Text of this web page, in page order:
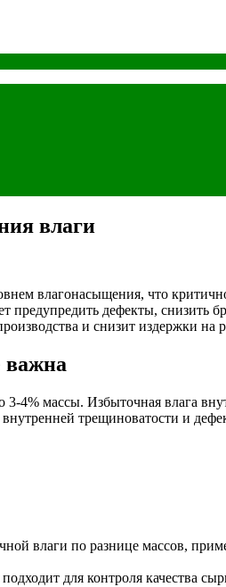
влаги
влагонасыщения, что
дефекты, снизить
и снизит издержки на
важна
массы. Избыточная влага
трещиноватости и
влаги по разнице массов,
подходит для контроля качества